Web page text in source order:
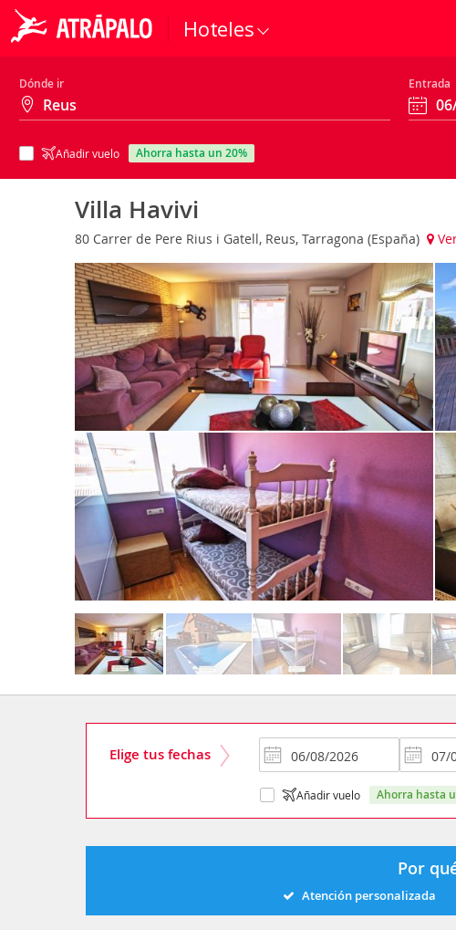
Hoteles
Dónde ir Entrada
Añadir vuelo ahorra hasta un 20%
Villa Havivi
80 Carrer de Pere Rius i Gatell, Reus, Tarragona (España)
Elige tus fechas
Añadir vuelo ahorra hasta
Por
Atención personalizada